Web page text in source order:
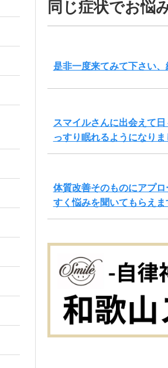
同じ症状でお悩
是非一度来てみて下さい
スマイルさんに出会えて
っすり眠れるようになりま
体質改善そのものにアプ
すく悩みを聞いてもらえま